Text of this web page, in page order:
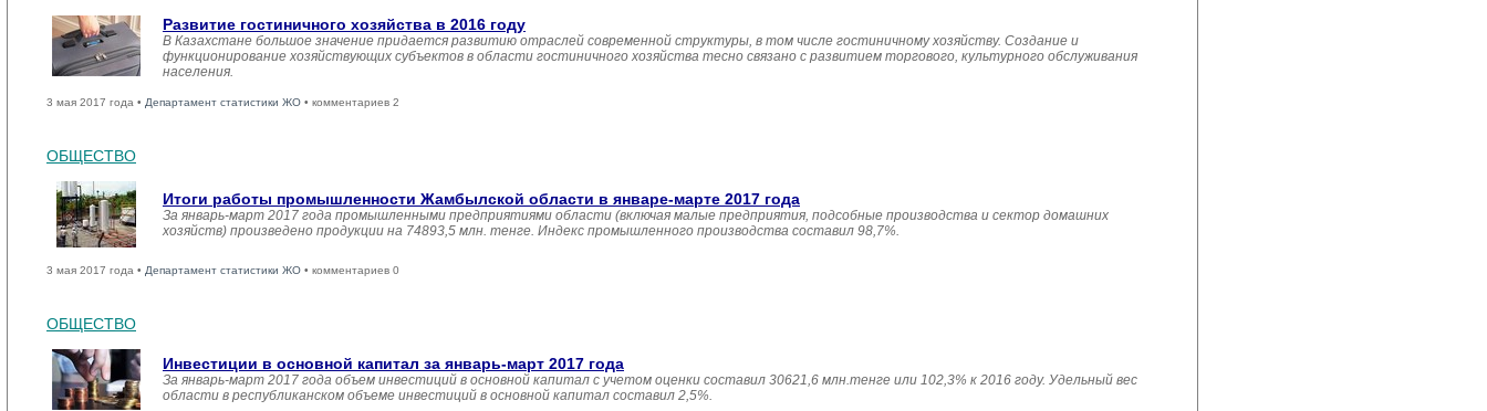
Развитие гостиничного хозяйства в 2016 году
В Казахстане большое значение придается развитию отраслей современной структуры, в том числе гостиничному хозяйству. Создание и
функционирование хозяйствующих субъектов в области гостиничного хозяйства тесно связано с развитием торгового, культурного обслуживания
населения.
3 мая 2017 года • Департамент статистики ЖО • комментариев 2
ОБЩЕСТВО
Итоги работы промышленности Жамбылской области в январе-марте 2017 года
За январь-март 2017 года промышленными предприятиями области (включая малые предприятия, подсобные производства и сектор домашних
хозяйств) произведено продукции на 74893,5 млн. тенге. Индекс промышленного производства составил 98,7%.
3 мая 2017 года • Департамент статистики ЖО • комментариев 0
ОБЩЕСТВО
Инвестиции в основной капитал за январь-март 2017 года
За январь-март 2017 года объем инвестиций в основной капитал с учетом оценки составил 30621,6 млн.тенге или 102,3% к 2016 году. Удельный вес
области в республиканском объеме инвестиций в основной капитал составил 2,5%.